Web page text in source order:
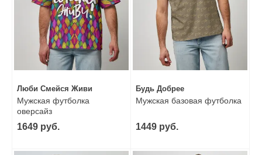
Люби Смейся Живи
Мужская футболка
оверсайз
1649 руб.
Будь Добрее
Мужская базовая футболка
1449 руб.